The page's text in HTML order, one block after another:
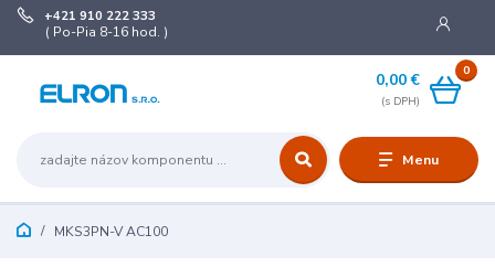
Menu
+421 910 222 333
( Po-Pia 8-16 hod. )
0
0,00 €
MKS3PN-V AC100